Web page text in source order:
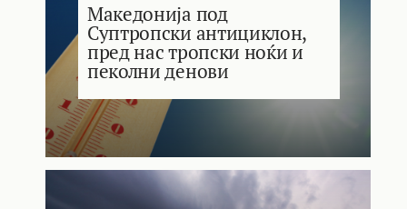
Македонија под
Суптропски антициклон,
пред нас тропски ноќи и
пеколни денови